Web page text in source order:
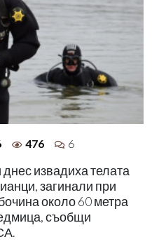
476 6
извадиха телата
загинали при
около 60 метра
съобщи